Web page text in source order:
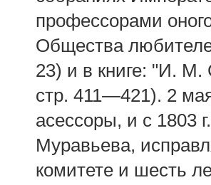
профессорами
Общества
23) и в книге: "И. М.
стр. 411—421). 2
асессоры, и с 1803
Муравьева,
комитете и шесть